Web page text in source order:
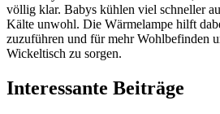
völlig klar. Babys kühlen viel schneller
Kälte unwohl. Die Wärmelampe hilft
zuzuführen und für mehr Wohlbefinden
Wickeltisch zu sorgen.
Interessante Beiträge